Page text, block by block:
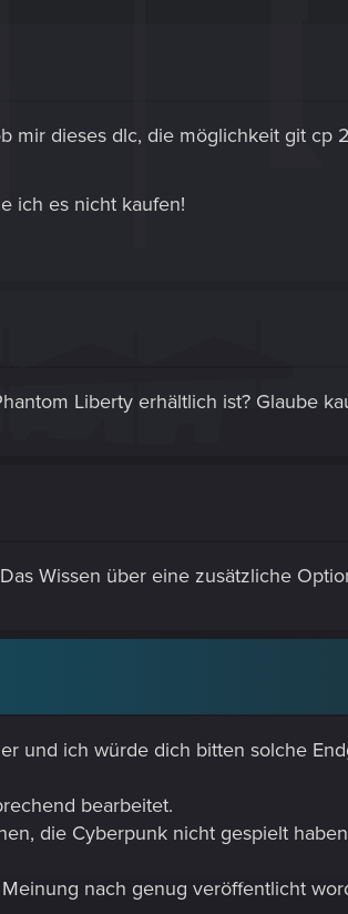
mir dieses dlc, die möglichkeit git cp
ich es nicht kaufen!
Liberty erhältlich ist? Glaube
Wissen über eine zusätzliche
und ich würde dich bitten solche
bearbeitet.
die Cyberpunk nicht gespielt
nach genug veröffentlicht